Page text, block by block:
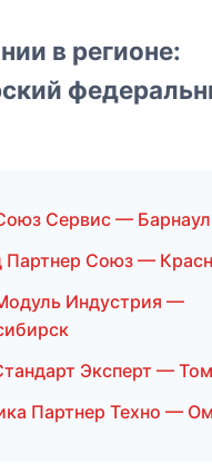
в регионе:
Сервис — Барнаул
Партнер Союз —
Индустрия —
Эксперт —
Партнер Техно —